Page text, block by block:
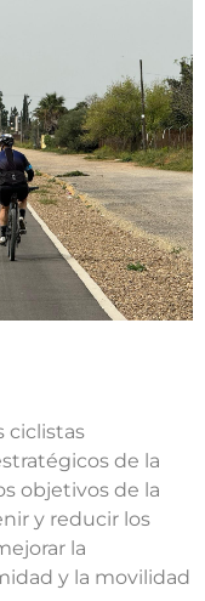
ciclistas
de la
objetivos de la
y reducir los
la
y la movilidad